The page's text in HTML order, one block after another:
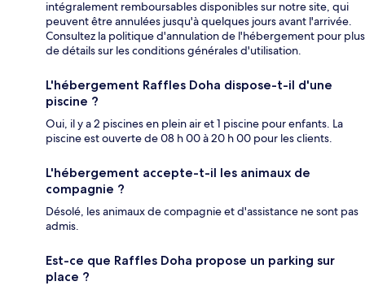
intégralement remboursables disponibles sur notre site, qui
peuvent être annulées jusqu'à quelques jours avant l'arrivée.
Consultez la politique d'annulation de l'hébergement pour plus
de détails sur les conditions générales d'utilisation.
L'hébergement Raffles Doha dispose-t-il d'une
piscine ?
Oui, il y a 2 piscines en plein air et 1 piscine pour enfants. La
piscine est ouverte de 08 h 00 à 20 h 00 pour les clients.
L'hébergement accepte-t-il les animaux de
compagnie ?
Désolé, les animaux de compagnie et d'assistance ne sont pas
admis.
Est-ce que Raffles Doha propose un parking sur
place ?